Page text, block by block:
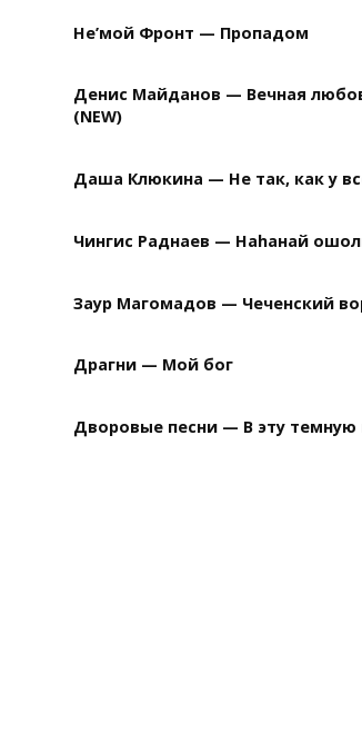
Не’мой Фронт — Пропадом
Денис Майданов — Вечная
(NEW)
Даша Клюкина — Не так, как у
Чингис Раднаев — Наhанай
Заур Магомадов — Чеченский
Драгни — Мой бог
Дворовые песни — В эту темную